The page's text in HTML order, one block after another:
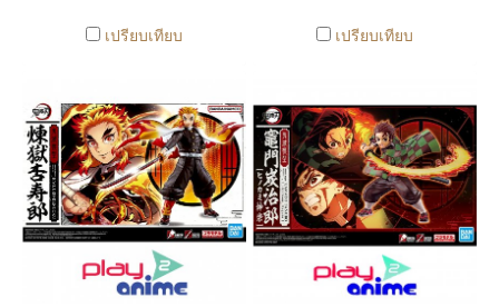
https://www.facebook.com/play2anime
@Play2Anime - หากท่านชำระ
เงินและแจ้งชำระเงินก่อน 22.00
น. สินค้าจะถูกจัดส่งในวันรุ่งขึ้น
(ยกเว้นวันเสาร์ วันอาทิตย์ และ
วันหยุดนักขัตฤกษ์ หรือ ในกรณี
สินค้าอยู่ที่สาขา ต้องโอนกลับ
ส่วนกลางเพื่อจัดส่ง) - หากท่าน
ทำรายการสั่งซื้อสำเร็จ รบกวน
เปรียบเทียบ
https://www.facebook.com/
@Play2Anime - หากท่านชำระ
เงินและแจ้งชำระเงินก่อน 22.00
น. สินค้าจะถูกจัดส่งในวันรุ่งขึ้น
(ยกเว้นวันเสาร์ วันอาทิตย์ และ
วันหยุดนักขัตฤกษ์ หรือ ในกรณี
สินค้าอยู่ที่สาขา ต้องโอนกลับ
ส่วนกลางเพื่อจัดส่ง) - หากท่าน
ทำรายการสั่งซื้อสำเร็จ รบกวน
เปรียบเทียบ